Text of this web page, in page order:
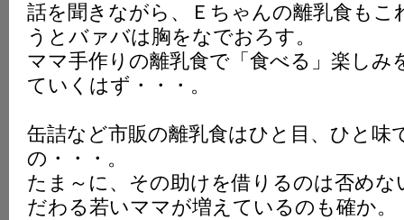
話を聞きながら、Ｅちゃんの離乳食もこ
うとバァバは胸をなでおろす。
ママ手作りの離乳食で「食べる」楽しみ
ていくはず・・・。
缶詰など市販の離乳食はひと目、ひと味
の・・・。
たま～に、その助けを借りるのは否めな
だわる若いママが増えているのも確か。